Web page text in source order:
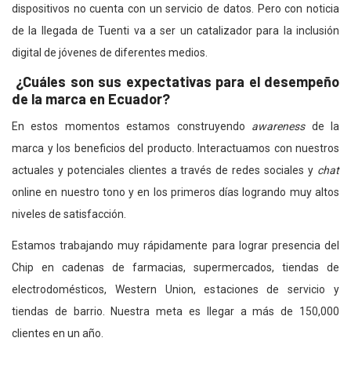
dispositivos no cuenta con un servicio de datos. Pero con noticia
de la llegada de Tuenti va a ser un catalizador para la inclusión
digital de jóvenes de diferentes medios.
¿Cuáles son sus expectativas para el desempeño
de la marca en Ecuador?
En estos momentos estamos construyendo awarenessde la
marca y los beneficios del producto. Interactuamos con nuestros
actuales y potenciales clientes a través de redes sociales y chat
online en nuestro tono y en los primeros días logrando muy altos
niveles de satisfacción.
Estamos trabajando muy rápidamente para lograr presencia del
Chip en cadenas de farmacias, supermercados, tiendas de
electrodomésticos, Western Union, estaciones de servicio y
tiendas de barrio. Nuestra meta es llegar a más de 150,000
clientes en un año.